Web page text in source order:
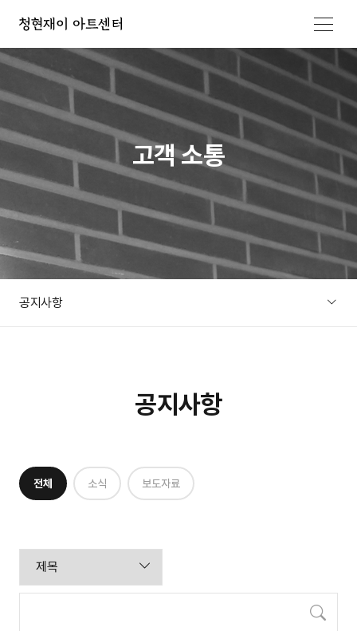
메뉴 열기
고객 소통
공지사항
공지사항
전체 소식 보도자료
검색